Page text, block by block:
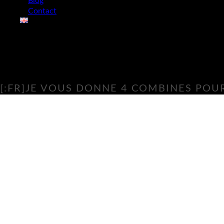
Contact
[:FR]JE VOUS DONNE 4 COMBINES